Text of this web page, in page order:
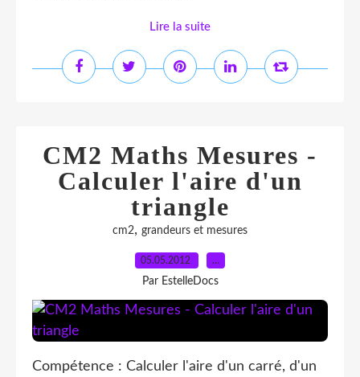
Lire la suite
CM2 Maths Mesures -
Calculer l'aire d'un
triangle
cm2, grandeurs et mesures
05.05.2012 …
Par EstelleDocs
Compétence : Calculer l'aire d'un carré, d'un